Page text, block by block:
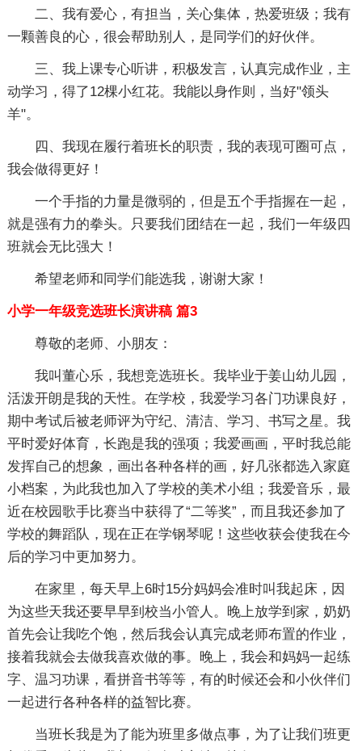
二、我有爱心，有担当，关心集体，热爱班级；我有
一颗善良的心，很会帮助别人，是同学们的好伙伴。
三、我上课专心听讲，积极发言，认真完成作业，主
动学习，得了12棵小红花。我能以身作则，当好"领头
羊"。
四、我现在履行着班长的职责，我的表现可圈可点，
我会做得更好！
一个手指的力量是微弱的，但是五个手指握在一起，
就是强有力的拳头。只要我们团结在一起，我们一年级四
班就会无比强大！
希望老师和同学们能选我，谢谢大家！
小学一年级竞选班长演讲稿 篇3
尊敬的老师、小朋友：
我叫董心乐，我想竞选班长。我毕业于姜山幼儿园，
活泼开朗是我的天性。在学校，我爱学习各门功课良好，
期中考试后被老师评为守纪、清洁、学习、书写之星。我
平时爱好体育，长跑是我的强项；我爱画画，平时我总能
发挥自己的想象，画出各种各样的画，好几张都选入家庭
小档案，为此我也加入了学校的美术小组；我爱音乐，最
近在校园歌手比赛当中获得了“二等奖”，而且我还参加了
学校的舞蹈队，现在正在学钢琴呢！这些收获会使我在今
后的学习中更加努力。
在家里，每天早上6时15分妈妈会准时叫我起床，因
为这些天我还要早早到校当小管人。晚上放学到家，奶奶
首先会让我吃个饱，然后我会认真完成老师布置的作业，
接着我就会去做我喜欢做的事。晚上，我会和妈妈一起练
字、温习功课，看拼音书等等，有的时候还会和小伙伴们
一起进行各种各样的益智比赛。
当班长我是为了能为班里多做点事，为了让我们班更